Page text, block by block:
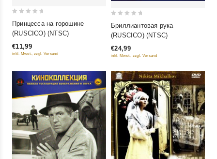
out
5
Принцесса на горошине
(RUSCICO) (NTSC)
€11,99
inkl. Mwst., zzgl. Versand
out
5
Бриллиантовая рука
(RUSCICO) (NTSC)
€24,99
inkl. Mwst., zzgl. Versand